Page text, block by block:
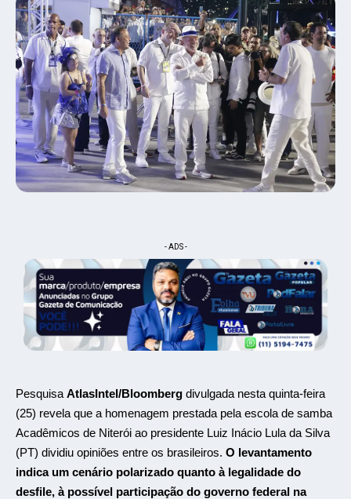
- ADS -
Pesquisa AtlasIntel/Bloomberg divulgada nesta quinta-feira
(25) revela que a homenagem prestada pela escola de samba
Acadêmicos de Niterói ao presidente Luiz Inácio Lula da Silva
(PT) dividiu opiniões entre os brasileiros. O levantamento
indica um cenário polarizado quanto à legalidade do
desfile, à possível participação do governo federal na